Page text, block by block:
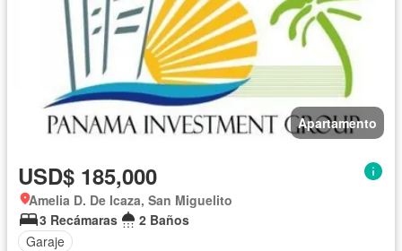
Apartamento
USD$ 185,000
Amelia D. De Icaza, San Miguelito
3 Recámaras
2 Baños
Garaje